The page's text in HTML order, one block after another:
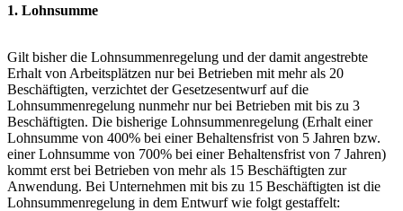
1. Lohnsumme
Gilt bisher die Lohnsummenregelung und der damit angestrebte
Erhalt von Arbeitsplätzen nur bei Betrieben mit mehr als 20
Beschäftigten, verzichtet der Gesetzesentwurf auf die
Lohnsummenregelung nunmehr nur bei Betrieben mit bis zu 3
Beschäftigten. Die bisherige Lohnsummenregelung (Erhalt einer
Lohnsumme von 400% bei einer Behaltensfrist von 5 Jahren bzw.
einer Lohnsumme von 700% bei einer Behaltensfrist von 7 Jahren)
kommt erst bei Betrieben von mehr als 15 Beschäftigten zur
Anwendung. Bei Unternehmen mit bis zu 15 Beschäftigten ist die
Lohnsummenregelung in dem Entwurf wie folgt gestaffelt: